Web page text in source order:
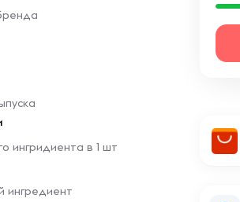
ингридиента в 1 шт
ингредиент